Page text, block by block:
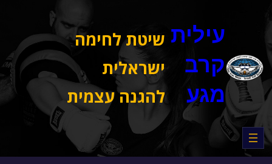
לתוכן
עילית
קרב
מגע
שיטת לחימה
ישראלית
להגנה עצמית